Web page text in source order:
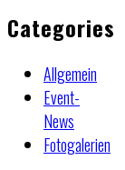
Categories
Allgemein
Event-
News
Fotogalerien